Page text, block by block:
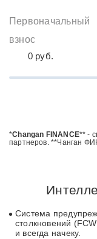
Первоначальный
взнос
0 руб.
*Changan FINANCE** -
партнеров. **Чанган
Система
столкновений
и всегда начеку.